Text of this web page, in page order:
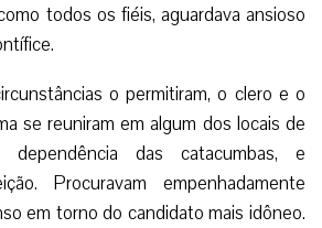
todos os fiéis, aguardava ansioso
o permitiram, o clero e o
se reuniram em algum dos locais de
das catacumbas, e
Procuravam empenhadamente
em torno do candidato mais idôneo.